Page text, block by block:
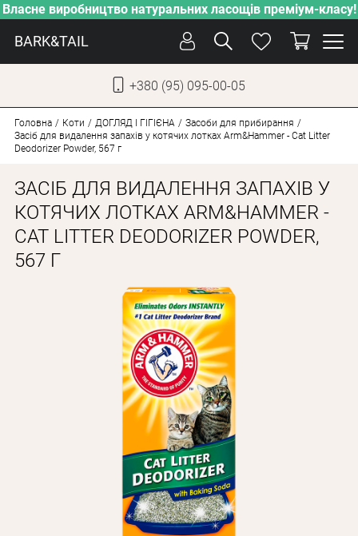
Власне виробництво натуральних ласощів преміум-класу!
BARK&TAIL
+380 (95) 095-00-05
ПІКЛУВАННЯ
ВІД СПЕКИ
ВЛАСНЕ ВИРОБНИЦТВО
АКЦІЇ
ДЛЯ СОБАК
Оплата і доставка
Програма лояльності
Про Нас
Оптовим клієнтам
Контакти
+380 (95) 095-00-05
Головна Коти ДОГЛЯД І ГІГІЄНА
Засоби для прибирання
Засіб для видалення запахів у котячих лотках Arm&Hammer - Cat Litter
Deodorizer Powder, 567 г
ЗАСІБ ДЛЯ ВИДАЛЕННЯ ЗАПАХІВ У
КОТЯЧИХ ЛОТКАХ ARM&HAMMER -
CAT LITTER DEODORIZER POWDER,
567 Г